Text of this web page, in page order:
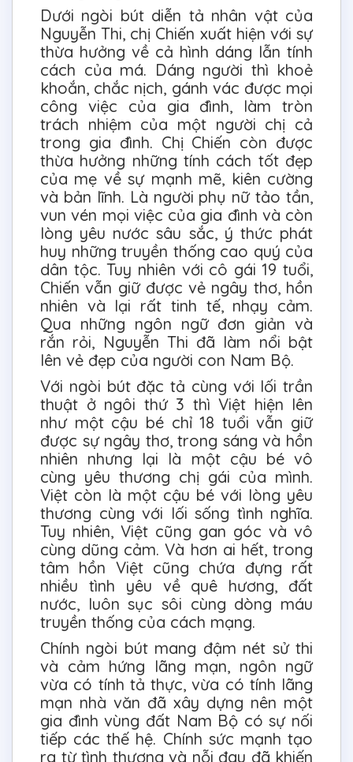
Dưới ngòi bút diễn tả nhân vật của
Nguyễn Thi, chị Chiến xuất hiện với sự
thừa hưởng về cả hình dáng lẫn tính
cách của má. Dáng người thì khoẻ
khoắn, chắc nịch, gánh vác được mọi
công việc của gia đình, làm tròn
trách nhiệm của một người chị cả
trong gia đình. Chị Chiến còn được
thừa hưởng những tính cách tốt đẹp
của mẹ về sự mạnh mẽ, kiên cường
và bản lĩnh. Là người phụ nữ tảo tần,
vun vén mọi việc của gia đình và còn
lòng yêu nước sâu sắc, ý thức phát
huy những truyền thống cao quý của
dân tộc. Tuy nhiên với cô gái 19 tuổi,
Chiến vẫn giữ được vẻ ngây thơ, hồn
nhiên và lại rất tinh tế, nhạy cảm.
Qua những ngôn ngữ đơn giản và
rắn rỏi, Nguyễn Thi đã làm nổi bật
lên vẻ đẹp của người con Nam Bộ.
Với ngòi bút đặc tả cùng với lối trần
thuật ở ngôi thứ 3 thì Việt hiện lên
như một cậu bé chỉ 18 tuổi vẫn giữ
được sự ngây thơ, trong sáng và hồn
nhiên nhưng lại là một cậu bé vô
cùng yêu thương chị gái của mình.
Việt còn là một cậu bé với lòng yêu
thương cùng với lối sống tình nghĩa.
Tuy nhiên, Việt cũng gan góc và vô
cùng dũng cảm. Và hơn ai hết, trong
tâm hồn Việt cũng chứa đựng rất
nhiều tình yêu về quê hương, đất
nước, luôn sục sôi cùng dòng máu
truyền thống của cách mạng.
Chính ngòi bút mang đậm nét sử thi
và cảm hứng lãng mạn, ngôn ngữ
vừa có tính tả thực, vừa có tính lãng
mạn nhà văn đã xây dựng nên một
gia đình vùng đất Nam Bộ có sự nối
tiếp các thế hệ. Chính sức mạnh tạo
ra từ tình thương và nỗi đau đã khiến